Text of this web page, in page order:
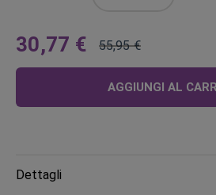
A
partire
30,77 €
Prezzo
55,95 €
AGGIUNGI AL
Dettagli